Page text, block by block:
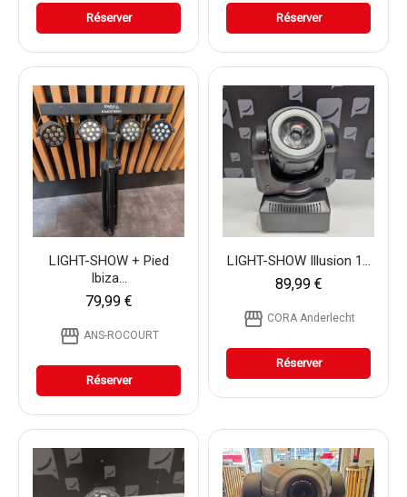
Réserver Réserver
LIGHT-SHOW + Pied
Ibiza...
79,99 €
storefront ANS-ROCOURT
Réserver
LIGHT-SHOW Illusion 1...
89,99 €
storefront CORA Anderlecht
Réserver